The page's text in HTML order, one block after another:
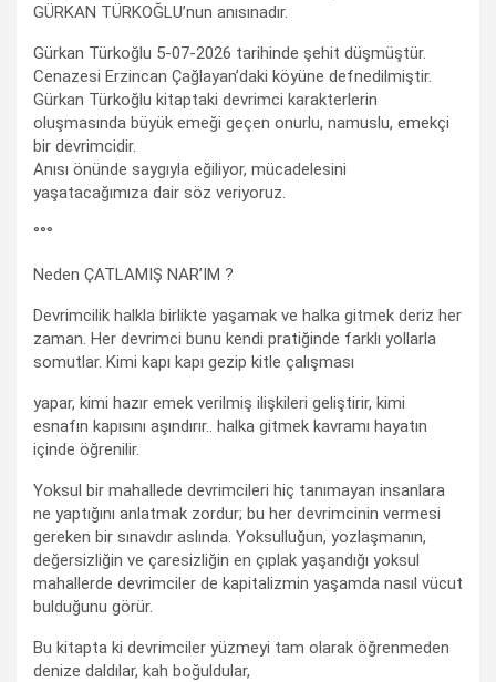
GÜRKAN TÜRKOĞLU’nun anısınadır.
Gürkan Türkoğlu 5-07-2026 tarihinde şehit düşmüştür.
Cenazesi Erzincan Çağlayan’daki köyüne defnedilmiştir.
Gürkan Türkoğlu kitaptaki devrimci karakterlerin
oluşmasında büyük emeği geçen onurlu, namuslu, emekçi
bir devrimcidir.
Anısı önünde saygıyla eğiliyor, mücadelesini
yaşatacağımıza dair söz veriyoruz.
°°°
Neden ÇATLAMIŞ NAR’IM ?
Devrimcilik halkla birlikte yaşamak ve halka gitmek deriz her
zaman. Her devrimci bunu kendi pratiğinde farklı yollarla
somutlar. Kimi kapı kapı gezip kitle çalışması
yapar, kimi hazır emek verilmiş ilişkileri geliştirir, kimi
esnafın kapısını aşındırır.. halka gitmek kavramı hayatın
içinde öğrenilir.
Yoksul bir mahallede devrimcileri hiç tanımayan insanlara
ne yaptığını anlatmak zordur; bu her devrimcinin vermesi
gereken bir sınavdır aslında. Yoksulluğun, yozlaşmanın,
değersizliğin ve çaresizliğin en çıplak yaşandığı yoksul
mahallerde devrimciler de kapitalizmin yaşamda nasıl vücut
bulduğunu görür.
Bu kitapta ki devrimciler yüzmeyi tam olarak öğrenmeden
denize daldılar, kah boğuldular,